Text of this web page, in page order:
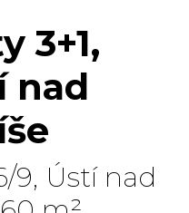
3+1,
nad
9, Ústí nad